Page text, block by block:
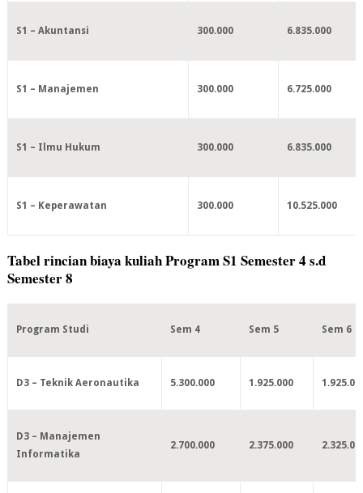
S1 – Akuntansi 300.000 6.835.000
S1 – Manajemen 300.000 6.725.000
S1 – Ilmu Hukum 300.000 6.835.000
S1 – Keperawatan 300.000 10.525.000
Tabel rincian biaya kuliah Program S1 Semester 4 s.d
Semester 8
Program Studi Sem 4 Sem 5 Sem 6
D3 – Teknik Aeronautika 5.300.000 1.925.000
D3 – Manajemen
Informatika
2.700.000 2.375.000